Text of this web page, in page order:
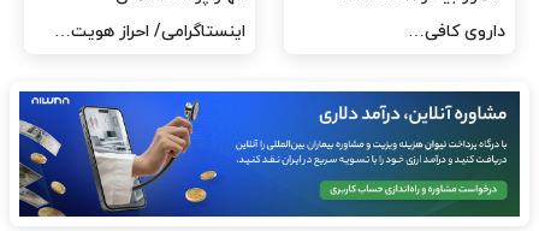
اینستاگرامی/ احراز هویت…